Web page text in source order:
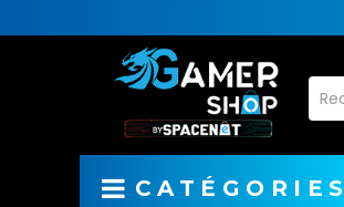
CATÉGORIES